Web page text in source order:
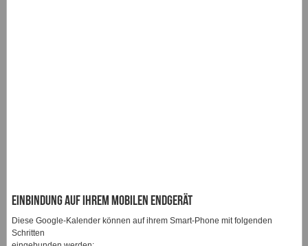
Einbindung auf ihrem mobilen Endgerät
Diese Google-Kalender können auf ihrem Smart-Phone mit folgenden
Schritten